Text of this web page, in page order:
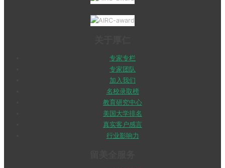
专家专栏
专家团队
加入我们
名校录取榜
教育研究中心
美国大学排名
真实客户感言
行业影响力